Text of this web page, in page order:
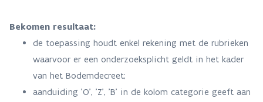
Bekomen resultaat:
de toepassing houdt enkel rekening met de rubrieken
waarvoor er een onderzoeksplicht geldt in het kader
van het Bodemdecreet;
aanduiding 'O', 'Z', 'B' in de kolom categorie geeft aan